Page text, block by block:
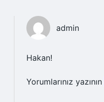
admin
Hakan!
Yorumlarınız yazının